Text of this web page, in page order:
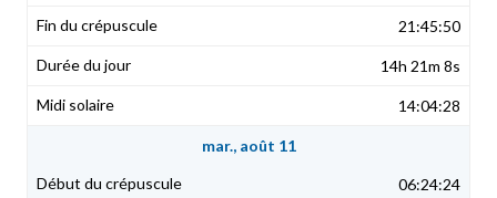
21:45:50
14h 21m 8s
14:04:28
mar., août 11
06:24:24